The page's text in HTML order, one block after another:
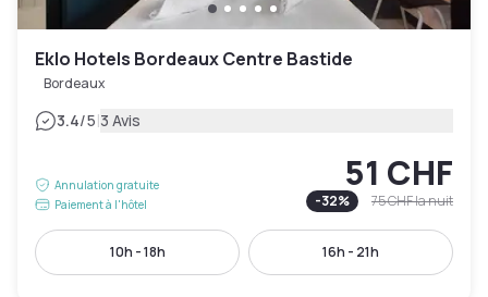
Eklo Hotels Bordeaux Centre Bastide
Bordeaux
3.4/5|3 Avis
Annulation gratuite
Paiement à l'hôtel
51 CHF
-32% 75 CHFla nuit
10h - 18h 16h - 21h